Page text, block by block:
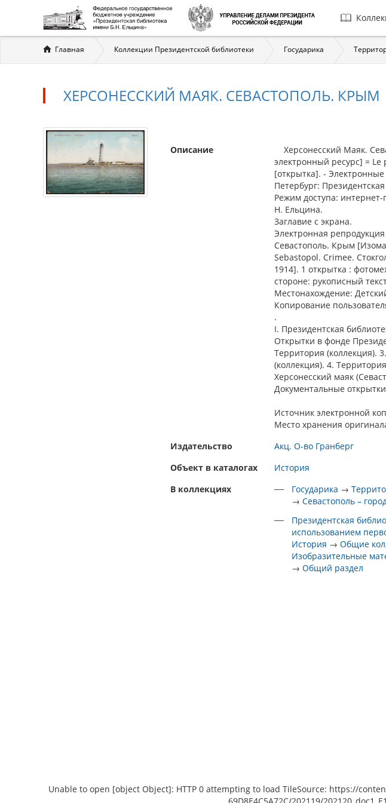
Вы
здесь
Главная Коллекции Президентской библиотеки Государика
ХЕРСОНЕССКИЙ МАЯК. СЕВАСТОПОЛЬ. КРЫМ
Описание
Херсонесский Маяк.
электронный ресурс] =
[открытка]. -
Петербург:
Режим доступа:
Н. Ельцина.
Заглавие с экрана.
Электронная
Севастополь. Крым
Sebastopol. Crimee.
1914]. 1 открытка :
стороне: рукописный
Местонахождение:
Копирование
.
I. Президентская
Открытки в фонде
Территория (коллекция).
(коллекция). 4.
Херсонесский маяк
Документальные
Источник электронной
Место хранения
Издательство
Акц. О-во Гранберг
Объект в каталогах
История
В коллекциях
Государика →
→Севастополь –
Президентская
использованием
История →Общие
Изобразительные
→Общий раздел
Unable to open [object Object]: HTTP 0 attempting to load TileSource: https://